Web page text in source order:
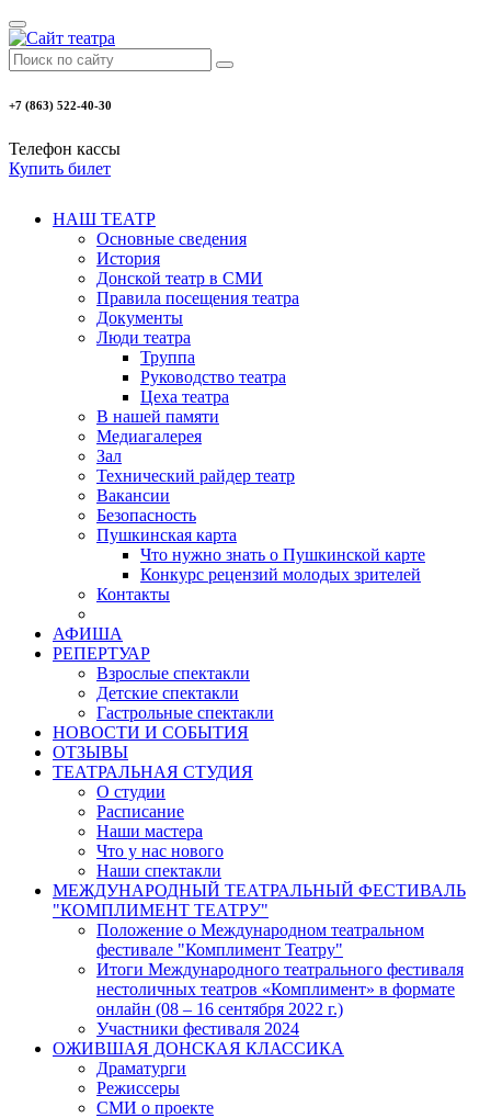
+7 (863) 522-40-30
Телефон кассы
Купить билет
НАШ ТЕАТР
Основные сведения
История
Донской театр в СМИ
Правила посещения театра
Документы
Люди театра
Труппа
Руководство театра
Цеха театра
В нашей памяти
Медиагалерея
Зал
Технический райдер театр
Вакансии
Безопасность
Пушкинская карта
Что нужно знать о Пушкинской карте
Конкурс рецензий молодых зрителей
Контакты
АФИША
РЕПЕРТУАР
Взрослые спектакли
Детские спектакли
Гастрольные спектакли
НОВОСТИ И СОБЫТИЯ
ОТЗЫВЫ
ТЕАТРАЛЬНАЯ СТУДИЯ
О студии
Расписание
Наши мастера
Что у нас нового
Наши спектакли
МЕЖДУНАРОДНЫЙ ТЕАТРАЛЬНЫЙ ФЕСТИВАЛЬ
"КОМПЛИМЕНТ ТЕАТРУ"
Положение о Международном театральном
фестивале "Комплимент Театру"
Итоги Международного театрального фестиваля
нестоличных театров «Комплимент» в формате
онлайн (08 – 16 сентября 2022 г.)
Участники фестиваля 2024
ОЖИВШАЯ ДОНСКАЯ КЛАССИКА
Драматурги
Режиссеры
СМИ о проекте